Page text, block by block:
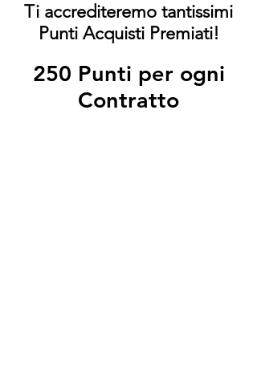
Ti accrediteremo tantissimi
Punti Acquisti Premiati!
250 Punti per ogni
Contratto